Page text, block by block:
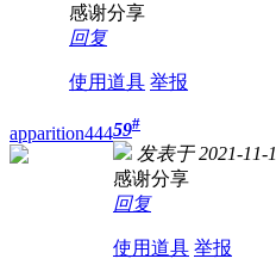
感谢分享
回复
使用道具 举报
apparition44459#
发表于 2021-11-
感谢分享
回复
使用道具 举报